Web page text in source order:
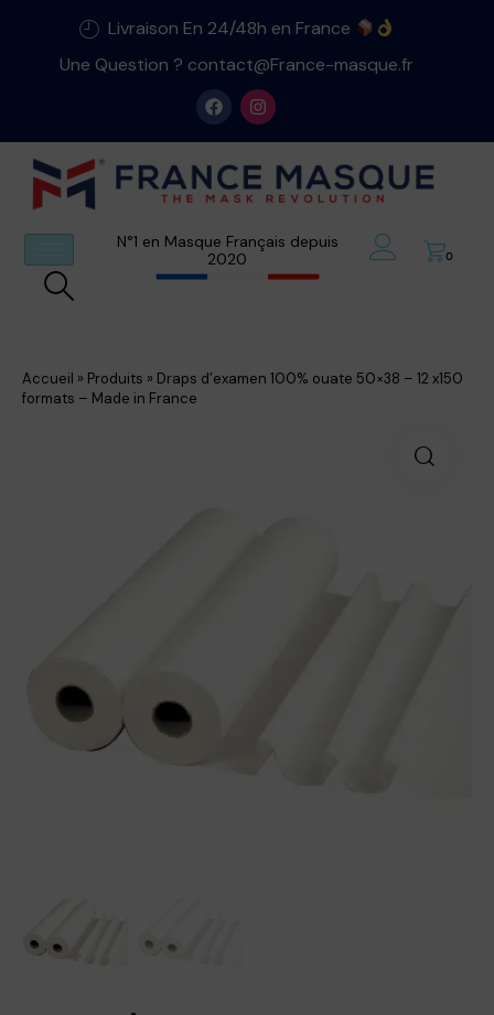
Livraison En 24/48h en France
Une Question ? contact@France-masque.fr
N°1 en Masque Français depuis
2020
0
Accueil » Produits » Draps d’examen 100% ouate 50×38 – 12 x150
formats – Made in France